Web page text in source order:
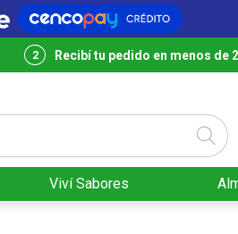
Recibí tu pedido en menos de
Viví Sabores